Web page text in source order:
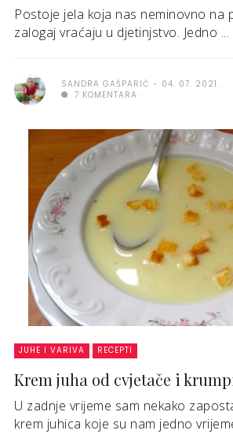
Postoje jela koja nas neminovno na
zalogaj vraćaju u djetinjstvo. Jedno ...
SANDRA GAŠPARIĆ
04. 07. 2021.
7 KOMENTARA
JUHE I VARIVA RECEPTI
Krem juha od cvjetače i
U zadnje vrijeme sam nekako
krem juhica koje su nam jedno